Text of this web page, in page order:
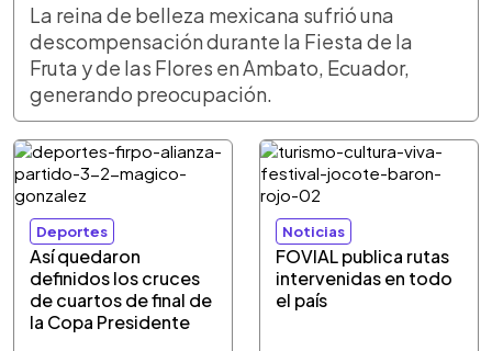
La reina de belleza mexicana sufrió una
descompensación durante la Fiesta de la
Fruta y de las Flores en Ambato, Ecuador,
generando preocupación.
Deportes
Así quedaron
definidos los cruces
de cuartos de final de
la Copa Presidente
Noticias
FOVIAL publica rutas
intervenidas en todo
el país